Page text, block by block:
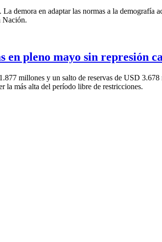
demora en adaptar las normas a la demografía
Nación.
en pleno mayo sin represión
millones y un salto de reservas de USD
la más alta del período libre de restricciones.